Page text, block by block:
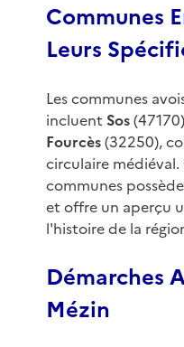
Communes
Leurs
Les communes
incluent Sos
Fourcès(32250),
circulaire médiéval.
communes
et offre un aperçu
l'histoire de la
Démarches
Mézin